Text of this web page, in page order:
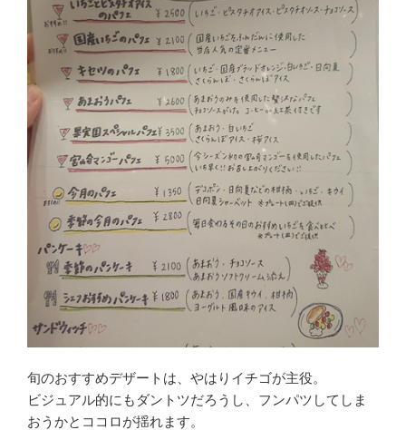
旬のおすすめデザートは、やはりイチゴが主役。
ビジュアル的にもダントツだろうし、フンパツしてしま
おうかとココロが揺れます。